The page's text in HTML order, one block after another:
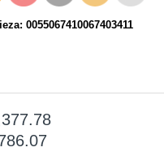
0055067410067403411